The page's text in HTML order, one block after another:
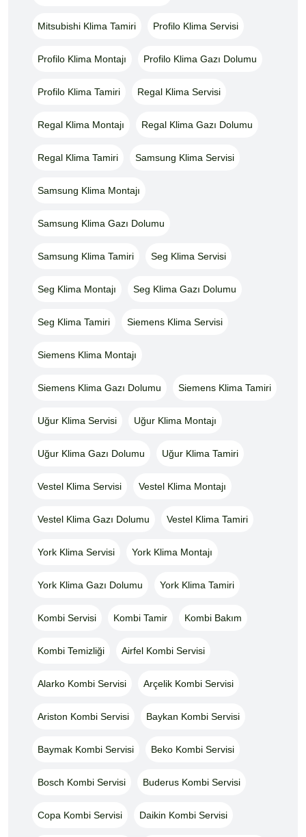
Mitsubishi Klima Tamiri Profilo Klima Servisi
Profilo Klima Montajı Profilo Klima Gazı Dolumu
Profilo Klima Tamiri Regal Klima Servisi
Regal Klima Montajı Regal Klima Gazı Dolumu
Regal Klima Tamiri Samsung Klima Servisi
Samsung Klima Montajı
Samsung Klima Gazı Dolumu
Samsung Klima Tamiri Seg Klima Servisi
Seg Klima Montajı Seg Klima Gazı Dolumu
Seg Klima Tamiri Siemens Klima Servisi
Siemens Klima Montajı
Siemens Klima Gazı Dolumu Siemens Klima Tamiri
Uğur Klima Servisi Uğur Klima Montajı
Uğur Klima Gazı Dolumu Uğur Klima Tamiri
Vestel Klima Servisi Vestel Klima Montajı
Vestel Klima Gazı Dolumu Vestel Klima Tamiri
York Klima Servisi York Klima Montajı
York Klima Gazı Dolumu York Klima Tamiri
Kombi Servisi Kombi Tamir Kombi Bakım
Kombi Temizliği Airfel Kombi Servisi
Alarko Kombi Servisi Arçelik Kombi Servisi
Ariston Kombi Servisi Baykan Kombi Servisi
Baymak Kombi Servisi Beko Kombi Servisi
Bosch Kombi Servisi Buderus Kombi Servisi
Copa Kombi Servisi Daikin Kombi Servisi